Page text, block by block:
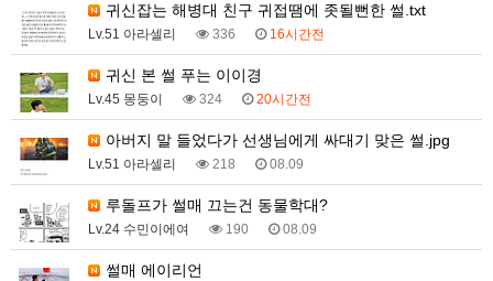
귀신잡는 해병대 친구 귀접땜에 좃될뻔한 썰.txt
Lv.51 아라셀리 336 16시간전
귀신 본 썰 푸는 이이경
Lv.45 몽둥이 324 20시간전
아버지 말 들었다가 선생님에게 싸대기 맞은 썰.jpg
Lv.51 아라셀리 218 08.09
루돌프가 썰매 끄는건 동물학대?
Lv.24 수민이에여 190 08.09
썰매 에이리언